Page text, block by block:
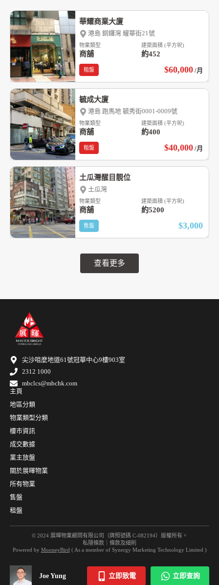
查看更多
華耀商業大廈
港島 銅鑼灣 耀華街21號
物業類型
商舖
建築面積 (平方呎)
約452
租盤 $60,000 /月
毓成大廈
港島 跑馬地 毓秀街0001-0009號
物業類型
商舖
建築面積 (平方呎)
約400
租盤 $40,000 /月
土瓜灣醒目靚位
土瓜灣
物業類型
商舖
建築面積 (平方呎)
約5200
售盤 $3,000
尖沙咀麼地道61號冠華中心9樓903室
2312 1000
mbclcs@mbchk.com
主頁
地區分類
物業類型分類
樓市資訊
成交數據
業主放盤
關於展暉物業
所有物業
售盤
租盤
Powered by MooneyBird ( As a member of Synergy Marketing Technology Limited )
© 2024 展暉物業顧問有限公司（牌照號碼 C-082194）版權所有。
私隱條款
條款及細則
Joe Yung 立即致電 立即查詢